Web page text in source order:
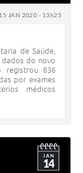
15 JAN 2020 - 13h25
de Saúde,
dados do novo
registrou 836
por exames
médicos
JAN
14